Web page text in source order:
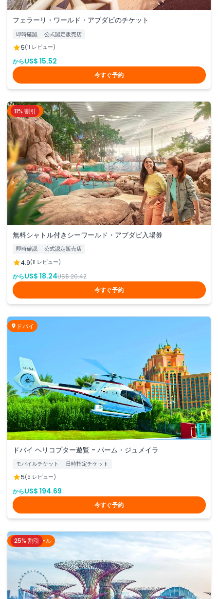
フェラーリ・ワールド・アブダビのチケット
即時確認 公式認定販売店
5(11 レビュー)
からUS$ 15.52
今すぐ予約
アブダビ
11% 割引
無料シャトル付きシーワールド・アブダビ入場券
即時確認 公式認定販売店
4.9(11 レビュー)
からUS$ 18.24US$ 20.42
今すぐ予約
ドバイ
ドバイ ヘリコプター遊覧 - パーム・ジュメイラ
モバイルチケット 日時指定チケット
5(5 レビュー)
からUS$ 194.69
今すぐ予約
シンガポール
25% 割引